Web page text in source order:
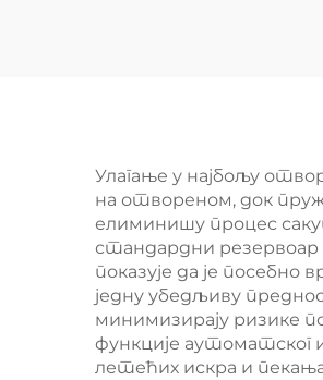
Улагање у најбољу
на отвореном, док
елиминишу процес
стандардни
показује да је
једну убедљиву
минимизирају ризике
функције аутоматског
летећих искра и